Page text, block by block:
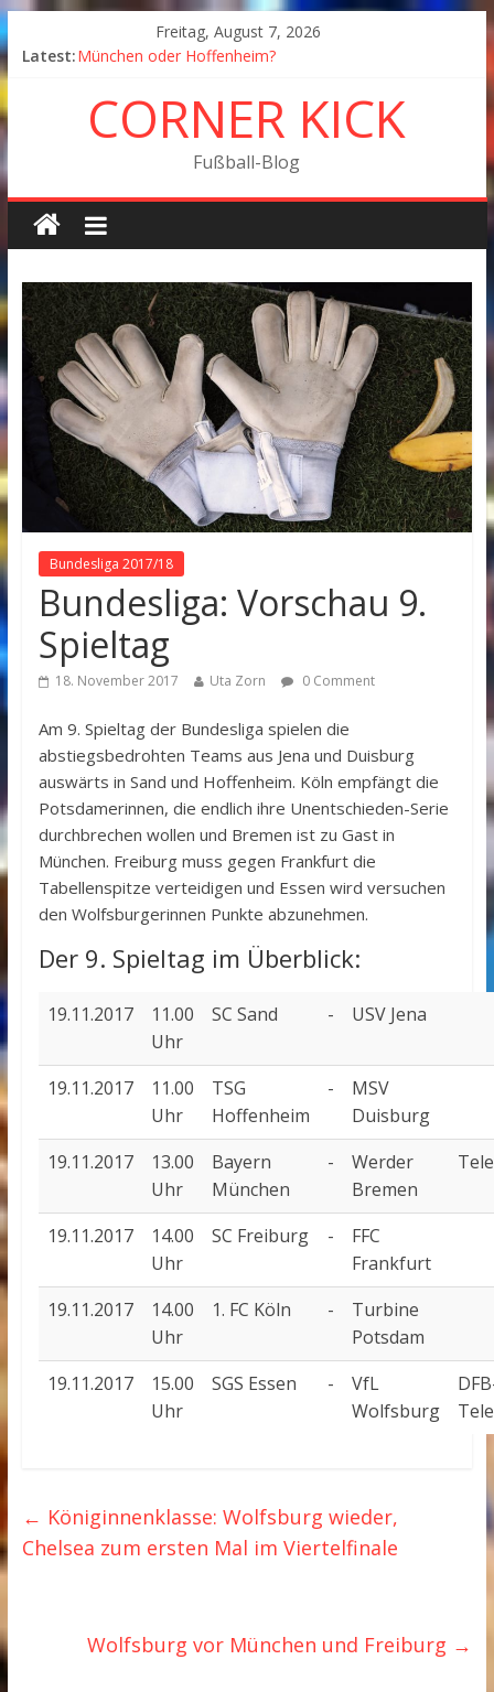
Freitag, August 7, 2026
Latest:München oder Hoffenheim?
Fußball in Coronazeiten: Blick zurück und nach vorn
Der Pokal geht nach Wolfsburg
München wird Vizemeister, Köln geht mit Jena in Liga
CORNER KICK
Fußball-Blog
Bundesliga 2017/18
Bundesliga: Vorschau 9.
Spieltag
18. November 2017 Uta Zorn 0 Comment
Am 9. Spieltag der Bundesliga spielen die
abstiegsbedrohten Teams aus Jena und Duisburg
auswärts in Sand und Hoffenheim. Köln empfängt die
Potsdamerinnen, die endlich ihre Unentschieden-Serie
durchbrechen wollen und Bremen ist zu Gast in
München. Freiburg muss gegen Frankfurt die
Tabellenspitze verteidigen und Essen wird versuchen
den Wolfsburgerinnen Punkte abzunehmen.
Der 9. Spieltag im Überblick:
19.11.2017
11.00
Uhr
SC Sand - USV Jena
19.11.2017
11.00
Uhr
TSG
Hoffenheim
-
MSV
Duisburg
19.11.2017
13.00
Uhr
Bayern
München
-
Werder
Bremen
19.11.2017
14.00
Uhr
SC Freiburg -
FFC
Frankfurt
19.11.2017
14.00
Uhr
1. FC Köln -
Turbine
Potsdam
19.11.2017
15.00
Uhr
SGS Essen -
VfL
Wolfsburg
← Königinnenklasse: Wolfsburg wieder,
Chelsea zum ersten Mal im Viertelfinale
Wolfsburg vor München und Freiburg →